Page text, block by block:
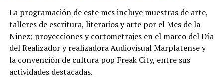
La programación de este mes incluye muestras de arte,
talleres de escritura, literarios y arte por el Mes de la
Niñez; proyecciones y cortometrajes en el marco del Día
del Realizador y realizadora Audiovisual Marplatense y
la convención de cultura pop Freak City, entre sus
actividades destacadas.